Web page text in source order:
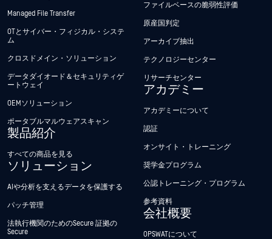
Managed File Transfer
OTとサイバー・フィジカル・システ
ム
クロスドメイン・ソリューション
データダイオード＆セキュリティゲ
ートウェイ
OEMソリューション
ポータブルマルウェアスキャン
製品紹介
すべての商品を見る
ソリューション
AIや分析を支えるデータを保護する
パッチ管理
法執行機関のためのSecure 証拠の
Secure
ファイルベースの脆弱性評価
原産国判定
アーカイブ抽出
テクノロジーセンター
リサーチセンター
アカデミー
アカデミーについて
認証
オンサイト・トレーニング
奨学金プログラム
公認トレーニング・プログラム
参考資料
会社概要
OPSWATについて